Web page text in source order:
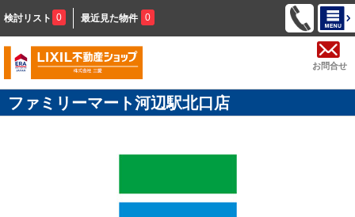
検討リスト 0 最近見た物件 0
お問合せ
ファミリーマート河辺駅北口店